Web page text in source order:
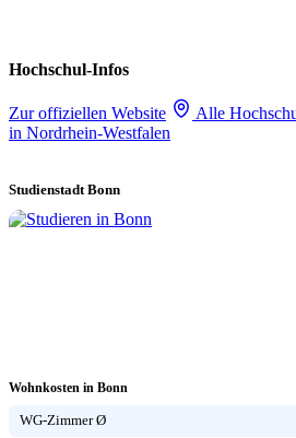
Hochschul-Infos
Zur offiziellen Website Alle
in Nordrhein-Westfalen
Studienstadt Bonn
Wohnkosten in Bonn
WG-Zimmer Ø